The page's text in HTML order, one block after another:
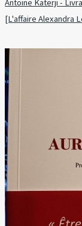
Antoine Katerji -
[L'affaire Alexandra